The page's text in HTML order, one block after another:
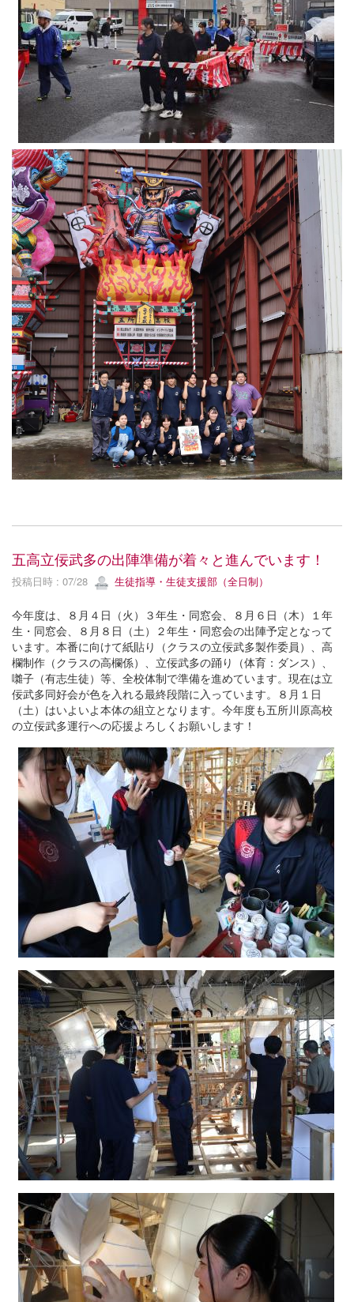
五高立佞武多の出陣準備が着々と進んでいます！
投稿日時 : 07/28 生徒指導・生徒支援部（全日制）
今年度は、８月４日（火）３年生・同窓会、８月６日（木）１年
生・同窓会、８月８日（土）２年生・同窓会の出陣予定となって
います。本番に向けて紙貼り（クラスの立佞武多製作委員）、高
欄制作（クラスの高欄係）、立佞武多の踊り（体育：ダンス）、
囃子（有志生徒）等、全校体制で準備を進めています。現在は立
佞武多同好会が色を入れる最終段階に入っています。８月１日
（土）はいよいよ本体の組立となります。今年度も五所川原高校
の立佞武多運行への応援よろしくお願いします！